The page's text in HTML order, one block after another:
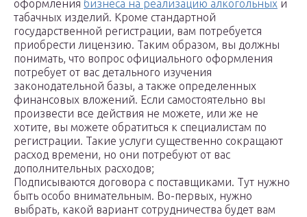
оформления бизнеса на реализацию алкогольных и
табачных изделий. Кроме стандартной
государственной регистрации, вам потребуется
приобрести лицензию. Таким образом, вы должны
понимать, что вопрос официального оформления
потребует от вас детального изучения
законодательной базы, а также определенных
финансовых вложений. Если самостоятельно вы
произвести все действия не можете, или же не
хотите, вы можете обратиться к специалистам по
регистрации. Такие услуги существенно сокращают
расход времени, но они потребуют от вас
дополнительных расходов;
Подписываются договора с поставщиками. Тут нужно
быть особо внимательным. Во-первых, нужно
выбрать, какой вариант сотрудничества будет вам